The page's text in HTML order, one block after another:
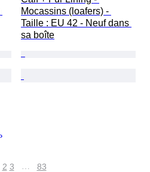
Mocassins (loafers) -
Taille : EU 42 - Neuf dans
sa boîte
2 3 … 83